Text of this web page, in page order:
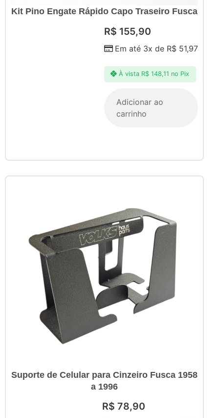
Kit Pino Engate Rápido Capo Traseiro Fusca
Adicionar ao
carrinho
R$ 155,90
Em até 3x de R$51,97
À vista R$ 148,11 no Pix
Suporte de Celular para Cinzeiro Fusca 1958
a 1996
R$ 78,90